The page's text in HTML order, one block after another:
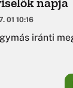
01 10:16
iránti